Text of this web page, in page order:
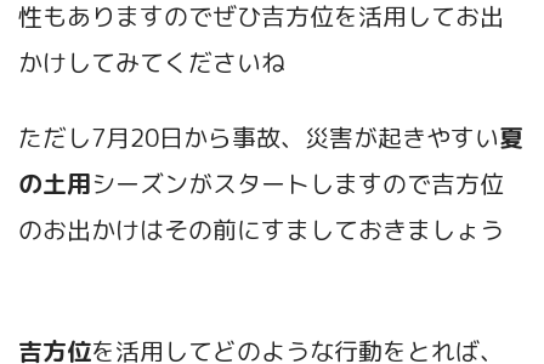
性もありますのでぜひ吉方位を活用してお出
かけしてみてくださいね
ただし7月20日から事故、災害が起きやすい夏
の土用シーズンがスタートしますので吉方位
のお出かけはその前にすましておきましょう
吉方位を活用してどのような行動をとれば、